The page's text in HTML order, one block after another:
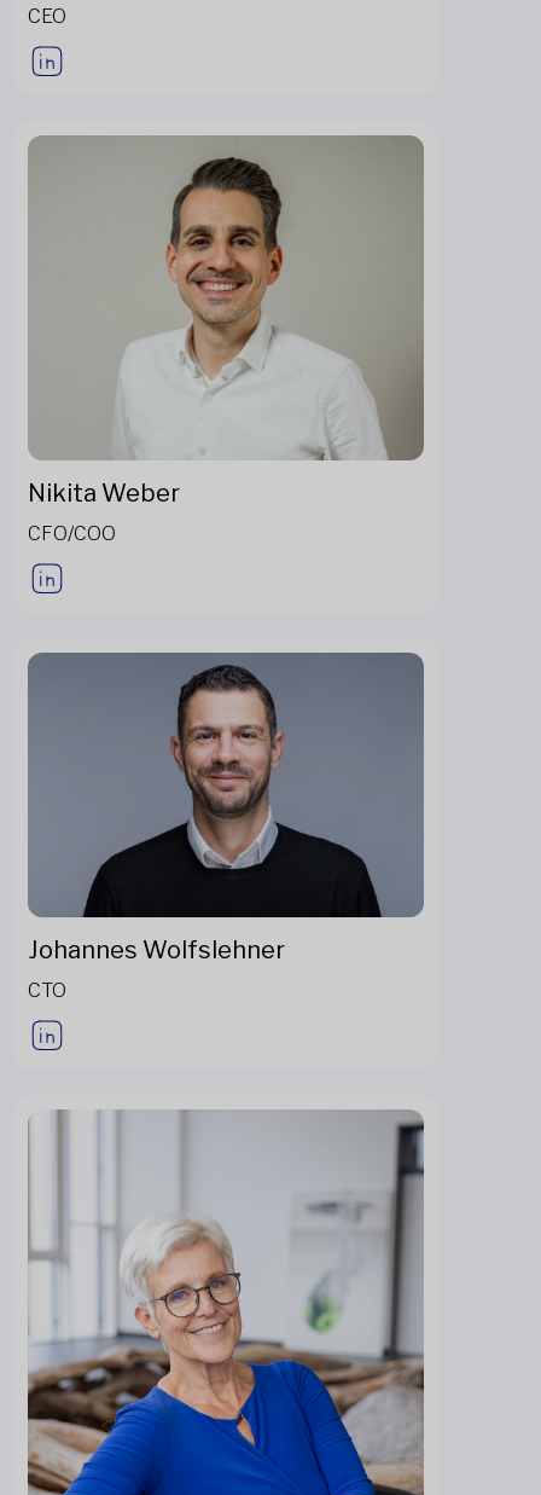
CEO
Nikita Weber
CFO/COO
Johannes Wolfslehner
CTO